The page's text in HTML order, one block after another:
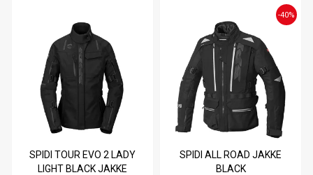
XS S M L XL XXL
SPIDI TOUR EVO 2 LADY
LIGHT BLACK JAKKE
3XL 4XL
SPIDI ALL ROAD JAKKE
BLACK
-40%